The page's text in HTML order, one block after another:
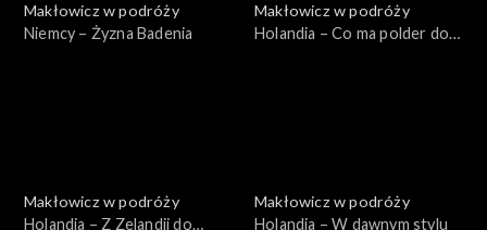
Makłowicz w podróży
Niemcy – Żyzna Badenia
Makłowicz w podróży
Holandia – Co ma polder do
Makłowicz w podróży
Holandia – Z Zelandii do
Makłowicz w podróży
Holandia – W dawnym stylu